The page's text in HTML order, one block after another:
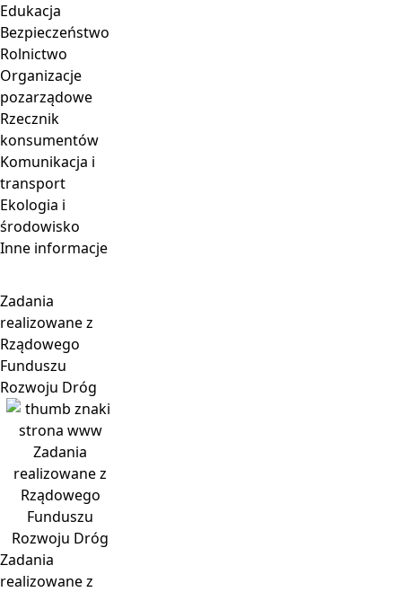
Edukacja
Bezpieczeństwo
Rolnictwo
Organizacje
pozarządowe
Rzecznik
konsumentów
Komunikacja i
transport
Ekologia i
środowisko
Inne informacje
Zadania
realizowane z
Rządowego
Funduszu
Rozwoju Dróg
Zadania
realizowane z
Rządowego
Funduszu
Rozwoju Dróg
Zadania
realizowane z